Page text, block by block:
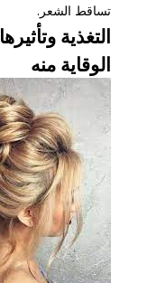
تساقط الشعر.
التغذية
الوقاية منه